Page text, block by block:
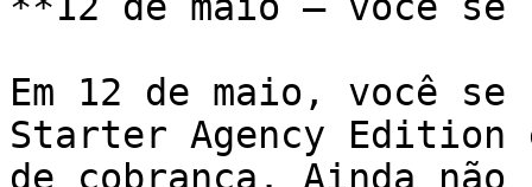
Em 12 de maio, você
Starter Agency Edition
de cobrança. Ainda